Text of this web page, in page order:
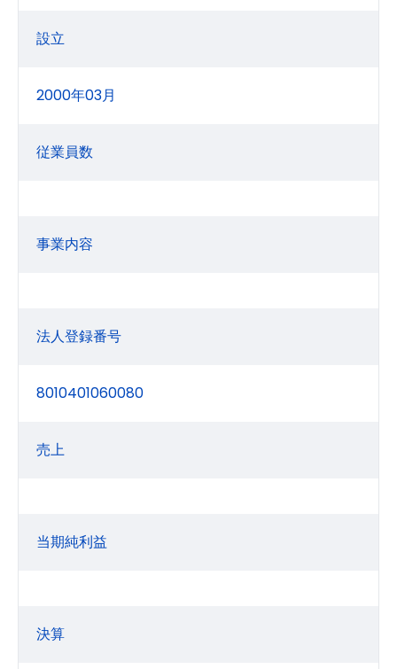
設立
2000年03月
従業員数
事業内容
法人登録番号
8010401060080
売上
当期純利益
決算